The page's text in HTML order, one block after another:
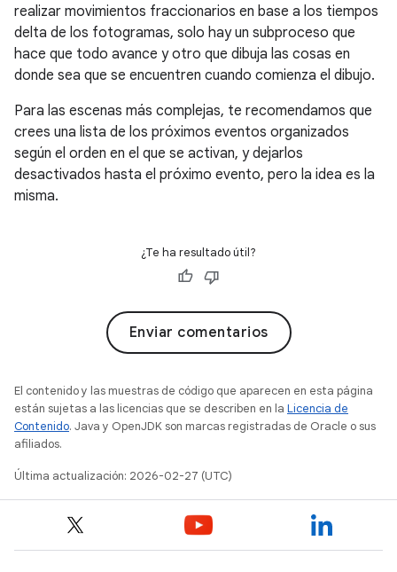
realizar movimientos fraccionarios en base a los tiempos
delta de los fotogramas, solo hay un subproceso que
hace que todo avance y otro que dibuja las cosas en
donde sea que se encuentren cuando comienza el dibujo.
Para las escenas más complejas, te recomendamos que
crees una lista de los próximos eventos organizados
según el orden en el que se activan, y dejarlos
desactivados hasta el próximo evento, pero la idea es la
misma.
¿Te ha resultado útil?
Enviar comentarios
El contenido y las muestras de código que aparecen en esta página
están sujetas a las licencias que se describen en la Licencia de
Contenido. Java y OpenJDK son marcas registradas de Oracle o sus
afiliados.
Última actualización: 2026-02-27 (UTC)